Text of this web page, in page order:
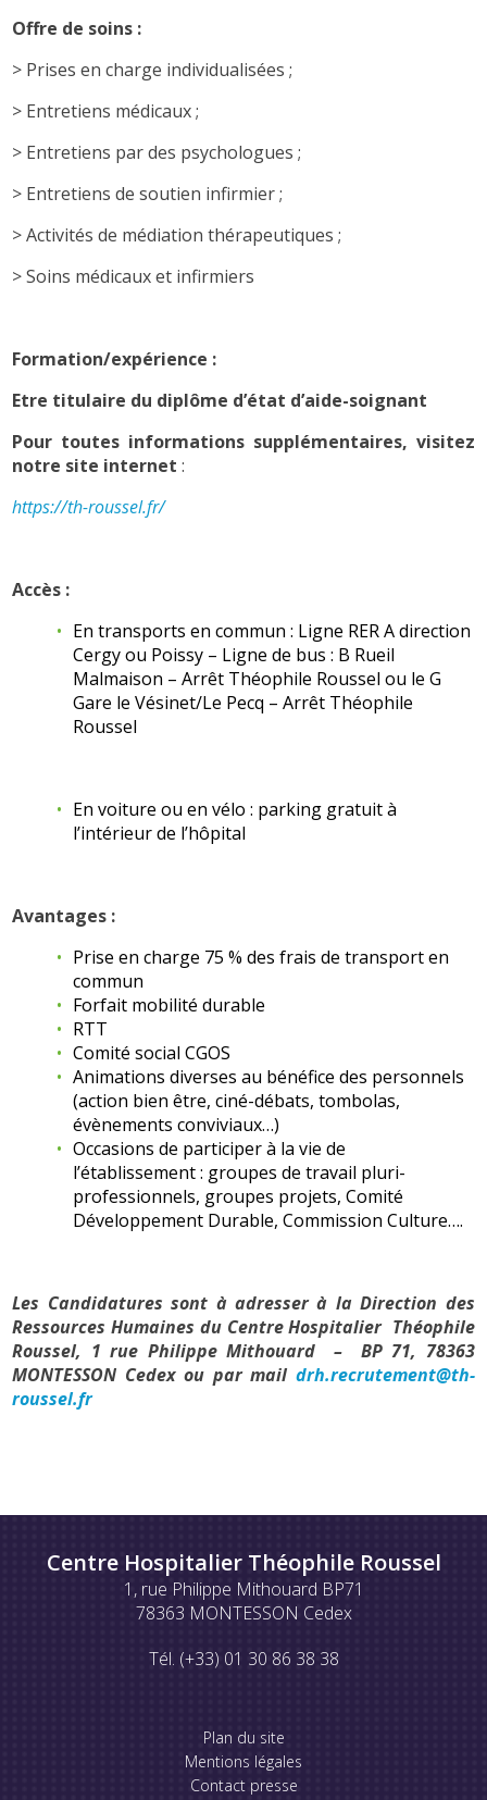
Offre de soins :
> Prises en charge individualisées ;
> Entretiens médicaux ;
> Entretiens par des psychologues ;
> Entretiens de soutien infirmier ;
> Activités de médiation thérapeutiques ;
> Soins médicaux et infirmiers
Formation/expérience :
Etre titulaire du diplôme d’état d’aide-soignant
Pour toutes informations supplémentaires, visitez
notre site internet :
https://th-roussel.fr/
Accès :
En transports en commun : Ligne RER A direction
Cergy ou Poissy – Ligne de bus : B Rueil
Malmaison – Arrêt Théophile Roussel ou le G
Gare le Vésinet/Le Pecq – Arrêt Théophile
Roussel
En voiture ou en vélo : parking gratuit à
l’intérieur de l’hôpital
Avantages :
Prise en charge 75 % des frais de transport en
commun
Forfait mobilité durable
RTT
Comité social CGOS
Animations diverses au bénéfice des personnels
(action bien être, ciné-débats, tombolas,
évènements conviviaux…)
Occasions de participer à la vie de
l’établissement : groupes de travail pluri-
professionnels, groupes projets, Comité
Développement Durable, Commission Culture….
Les Candidatures sont à adresser à la Direction des
Ressources Humaines du Centre Hospitalier Théophile
Roussel, 1 rue Philippe Mithouard – BP 71, 78363
MONTESSON Cedex ou par mail drh.recrutement@th-
roussel.fr
Centre Hospitalier Théophile Roussel
1, rue Philippe Mithouard BP71
78363 MONTESSON Cedex
Tél. (+33) 01 30 86 38 38
Plan du site
Mentions légales
Contact presse